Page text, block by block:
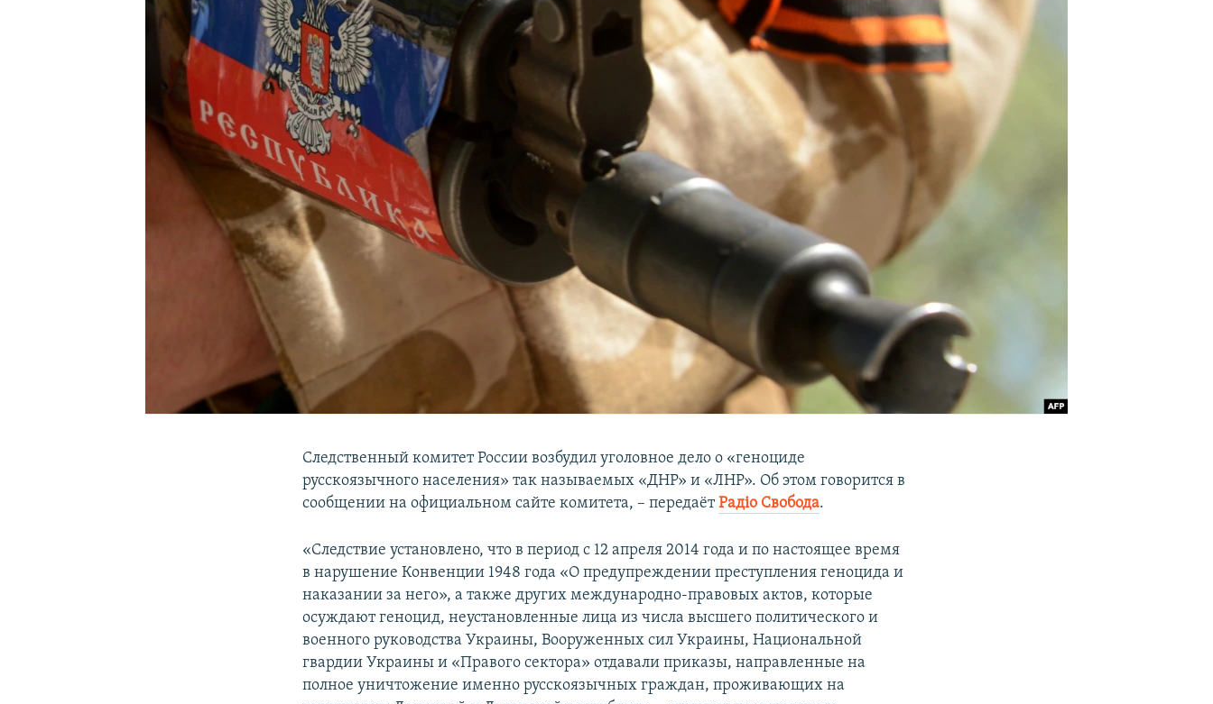
УКРАИНСКАЯ ПРОБЛЕМА КРЫМА
Следственный комитет России возбудил уголовное дело о «геноциде
русскоязычного населения» так называемых «ДНР» и «ЛНР». Об этом говорится в
сообщении на официальном сайте комитета, – передаётРадіо Свобода.
«Следствие установлено, что в период с 12 апреля 2014 года и по настоящее время
в нарушение Конвенции 1948 года «О предупреждении преступления геноцида и
наказании за него», а также других международно-правовых актов, которые
осуждают геноцид, неустановленные лица из числа высшего политического и
военного руководства Украины, Вооруженных сил Украины, Национальной
гвардии Украины и «Правого сектора» отдавали приказы, направленные на
полное уничтожение именно русскоязычных граждан, проживающих на